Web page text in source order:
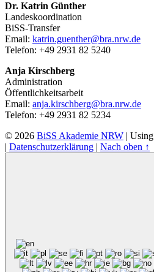
Dr. Katrin Günther
Landeskoordination
BiSS-Transfer
Email: katrin.guenther@bra.nrw.de
Telefon: +49 2931 82 5240
Anja Kirschberg
Administration
Öffentlichkeitsarbeit
Email: anja.kirschberg@bra.nrw.de
Telefon: +49 2931 82 5234
© 2026 BiSS Akademie NRW | Using
| Datenschutzerklärung | Nach oben ↑